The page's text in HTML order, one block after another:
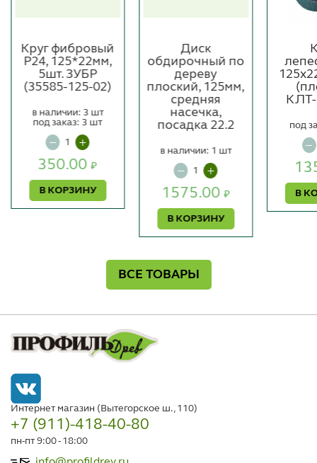
Круг фибровый
Р24, 125*22мм,
5шт. ЗУБР
(35585-125-02)
350.00₽
В КОРЗИНУ
в наличии: 3 шт
под заказ: 3 шт
Диск
обдирочный по
дереву
плоский, 125мм,
средняя
насечка,
посадка 22.2
1575.00₽
В КОРЗИНУ
в наличии: 1 шт
В
под
ВСЕ ТОВАРЫ
Интернет магазин (Вытегорское ш., 110)
+7 (911)-418-40-80
пн-пт 9:00 - 18:00